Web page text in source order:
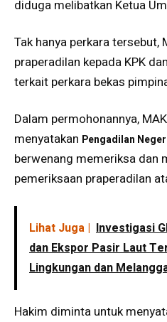
diduga melibatkan Ketua
Tak hanya perkara tersebut,
praperadilan kepada KPK
terkait perkara bekas
Dalam permohonannya,
menyatakan Pengadilan
berwenang memeriksa dan
pemeriksaan praperadilan
Lihat Juga | Investigasi
dan Ekspor Pasir Laut
Lingkungan dan
Hakim diminta untuk